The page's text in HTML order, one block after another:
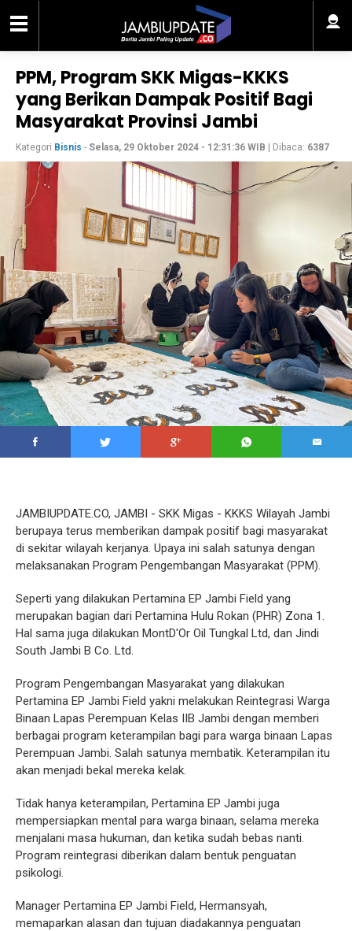
PPM, Program SKK Migas-KKKS
yang Berikan Dampak Positif Bagi
Masyarakat Provinsi Jambi
Kategori Bisnis - Selasa, 29 Oktober 2024 - 12:31:36 WIB | Dibaca: 6387
JAMBIUPDATE.CO, JAMBI - SKK Migas - KKKS Wilayah Jambi
berupaya terus memberikan dampak positif bagi masyarakat
di sekitar wilayah kerjanya. Upaya ini salah satunya dengan
melaksanakan Program Pengembangan Masyarakat (PPM).
Seperti yang dilakukan Pertamina EP Jambi Field yang
merupakan bagian dari Pertamina Hulu Rokan (PHR) Zona 1.
Hal sama juga dilakukan MontD'Or Oil Tungkal Ltd, dan Jindi
South Jambi B Co. Ltd.
Program Pengembangan Masyarakat yang dilakukan
Pertamina EP Jambi Field yakni melakukan Reintegrasi Warga
Binaan Lapas Perempuan Kelas IIB Jambi dengan memberi
berbagai program keterampilan bagi para warga binaan Lapas
Perempuan Jambi. Salah satunya membatik. Keterampilan itu
akan menjadi bekal mereka kelak.
Tidak hanya keterampilan, Pertamina EP Jambi juga
mempersiapkan mental para warga binaan, selama mereka
menjalani masa hukuman, dan ketika sudah bebas nanti.
Program reintegrasi diberikan dalam bentuk penguatan
psikologi.
Manager Pertamina EP Jambi Field, Hermansyah,
memaparkan alasan dan tujuan diadakannya penguatan